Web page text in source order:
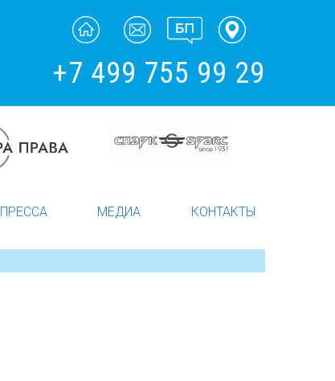
+7 499 755 99 29
ПРЕССА МЕДИА КОНТАКТЫ